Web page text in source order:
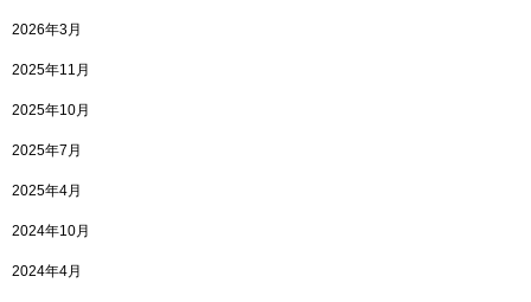
2026年3月
2025年11月
2025年10月
2025年7月
2025年4月
2024年10月
2024年4月